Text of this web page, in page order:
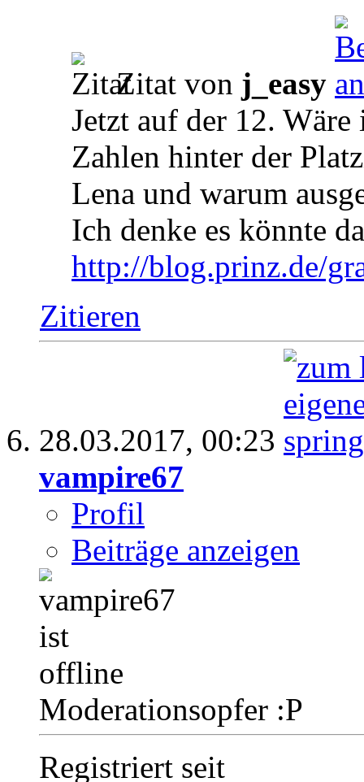
Zitat von j_easy
Jetzt auf der 12.
Zahlen hinter der
Lena und warum
Ich denke es könnte
http://blog.prinz.de/
Zitieren
28.03.2017, 00:23
vampire67
Profil
Beiträge anzeigen
Moderationsopfer :P
Registriert seit